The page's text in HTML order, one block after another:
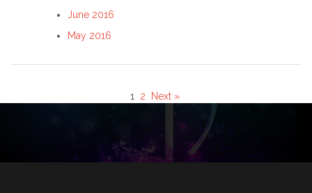
June 2016
May 2016
1 2 Next »